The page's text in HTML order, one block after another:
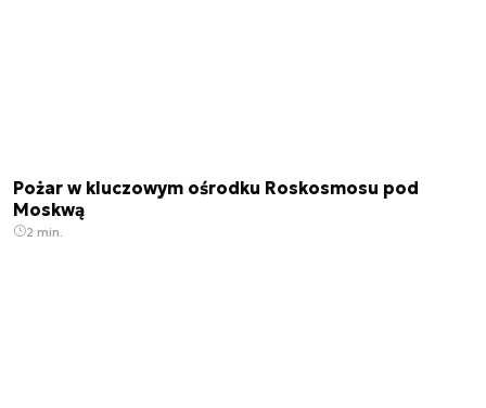
Pożar w kluczowym ośrodku Roskosmosu pod
Moskwą
2 min.